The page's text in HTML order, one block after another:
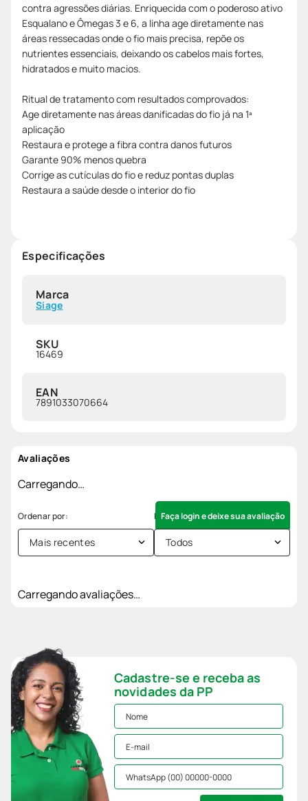
contra agressões diárias. Enriquecida com o poderoso ativo
Esqualano e Ômegas 3 e 6, a linha age diretamente nas
áreas ressecadas onde o fio mais precisa, repõe os
nutrientes essenciais, deixando os cabelos mais fortes,
hidratados e muito macios.
Ritual de tratamento com resultados comprovados:
Age diretamente nas áreas danificadas do fio já na 1ª
aplicação
Restaura e protege a fibra contra danos futuros
Garante 90% menos quebra
Corrige as cutículas do fio e reduz pontas duplas
Restaura a saúde desde o interior do fio
Especificações
Marca
Siage
SKU
16469
EAN
7891033070664
Avaliações
Carregando…
Faça login e deixe sua avaliação
Mais recentes Todos
Carregando avaliações…
Cadastre-se e receba as
novidades da PP